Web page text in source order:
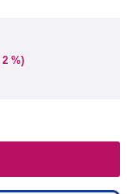
2 %)